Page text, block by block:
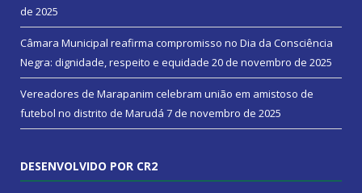
de 2025
Câmara Municipal reafirma compromisso no Dia da Consciência
Negra: dignidade, respeito e equidade 20 de novembro de 2025
Vereadores de Marapanim celebram união em amistoso de
futebol no distrito de Marudá 7 de novembro de 2025
DESENVOLVIDO POR CR2